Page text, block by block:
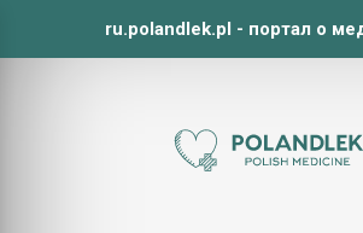
ru.polandlek.pl - портал о